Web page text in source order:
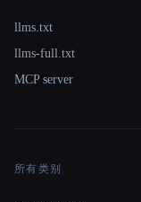
llms.txt
llms-full.txt
MCP server
所有类别